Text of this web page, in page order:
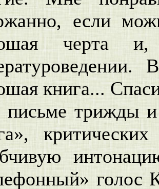
если
черта
книга...
трижды и
голос